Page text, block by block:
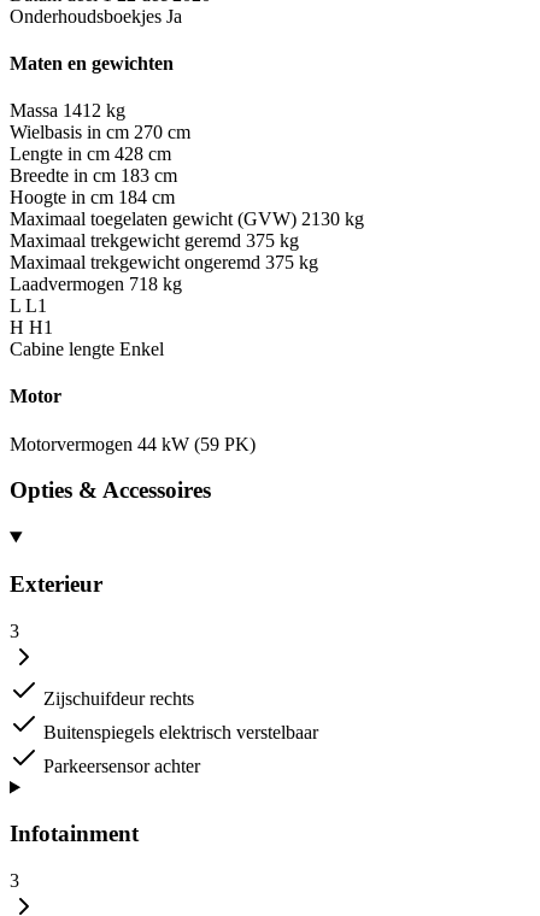
Onderhoudsboekjes Ja
Maten en gewichten
Massa 1412 kg
Wielbasis in cm 270 cm
Lengte in cm 428 cm
Breedte in cm 183 cm
Hoogte in cm 184 cm
Maximaal toegelaten gewicht (GVW) 2130 kg
Maximaal trekgewicht geremd 375 kg
Maximaal trekgewicht ongeremd 375 kg
Laadvermogen 718 kg
L L1
H H1
Cabine lengte Enkel
Motor
Motorvermogen 44 kW (59 PK)
Opties & Accessoires
Exterieur
3
Zijschuifdeur rechts
Buitenspiegels elektrisch verstelbaar
Parkeersensor achter
Infotainment
3